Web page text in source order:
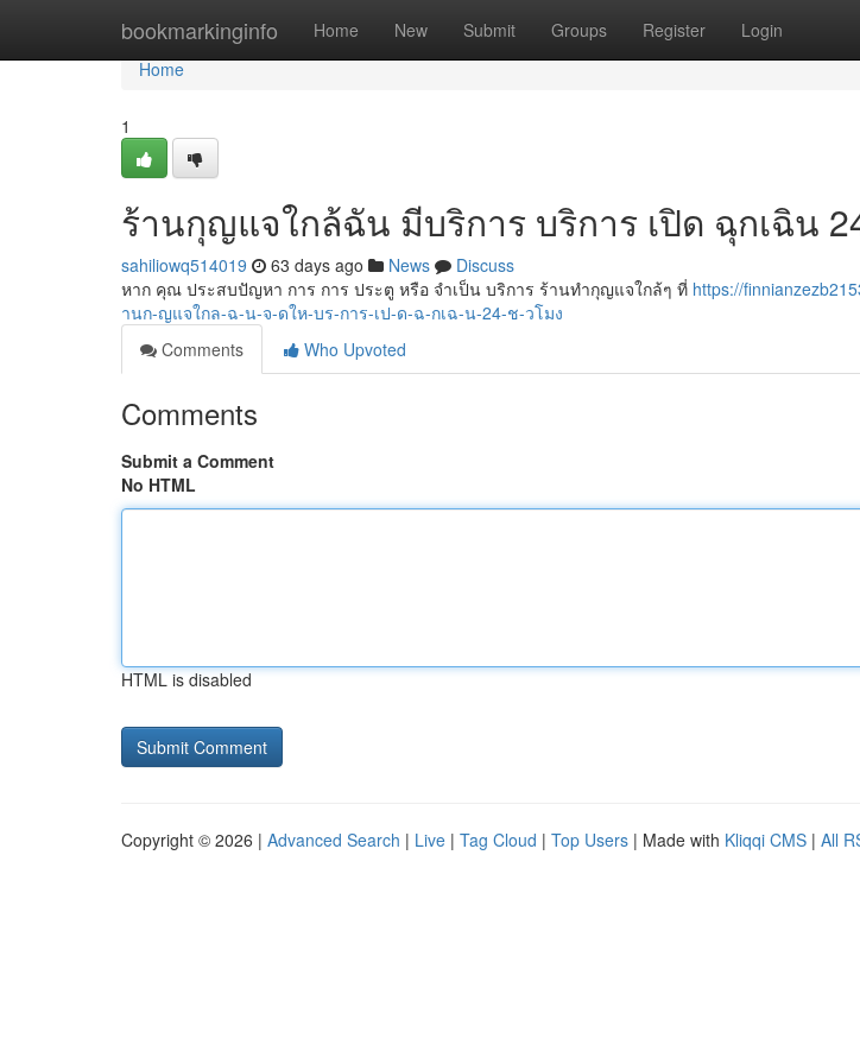
bookmarkinginfo Home New Submit Groups Register Login
Home
Home
1
ร้านกุญแจใกล้ฉัน มีบริการ บริการ เปิด ฉุกเฉิน
sahiliowq514019 63 days ago News
Discuss
หาก คุณ ประสบปัญหา การ การ ประตู หรือ จำเป็น บริการ ร้านทำกุญแจใกล้ๆ ที่ https://
านก-ญแจใกล-ฉ-น-จ-ดให-บร-การ-เป-ด-ฉ-กเฉ-น-24-ช-วโมง
Comments
Who Upvoted
Comments
Submit a Comment
No HTML
HTML is disabled
Copyright © 2026 | Advanced Search | Live | Tag Cloud | Top Users | Made with Kliqqi CMS | All